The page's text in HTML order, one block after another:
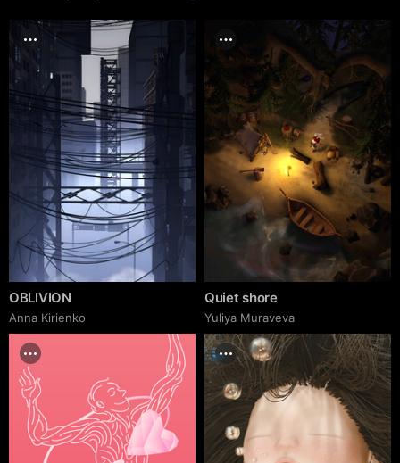
OBLIVION
Anna Kirienko
Quiet shore
Yuliya Muraveva